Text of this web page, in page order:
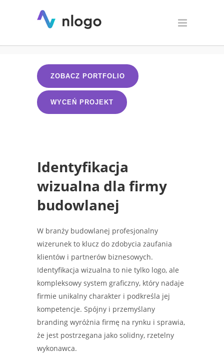
Identyfikacja wizualna dla
ZOBACZ PORTFOLIO
WYCEŃ PROJEKT
Identyfikacja
wizualna dla firmy
budowlanej
W branży budowlanej profesjonalny
wizerunek to klucz do zdobycia zaufania
klientów i partnerów biznesowych.
Identyfikacja wizualna to nie tylko logo, ale
kompleksowy system graficzny, który nadaje
firmie unikalny charakter i podkreśla jej
kompetencje. Spójny i przemyślany
branding wyróżnia firmę na rynku i sprawia,
że jest postrzegana jako solidny, rzetelny
wykonawca.